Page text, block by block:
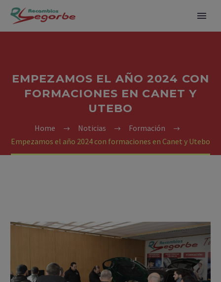
EMPEZAMOS EL AÑO 2024 CON
FORMACIONES EN CANET Y
UTEBO
Home Noticias
Formación
Empezamos el año 2024 con formaciones en Canet y Utebo